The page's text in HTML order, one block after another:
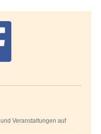
Veranstaltungen auf